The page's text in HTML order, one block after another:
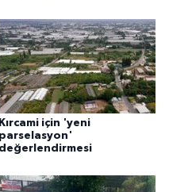
Kırcami için 'yeni
parselasyon'
değerlendirmesi